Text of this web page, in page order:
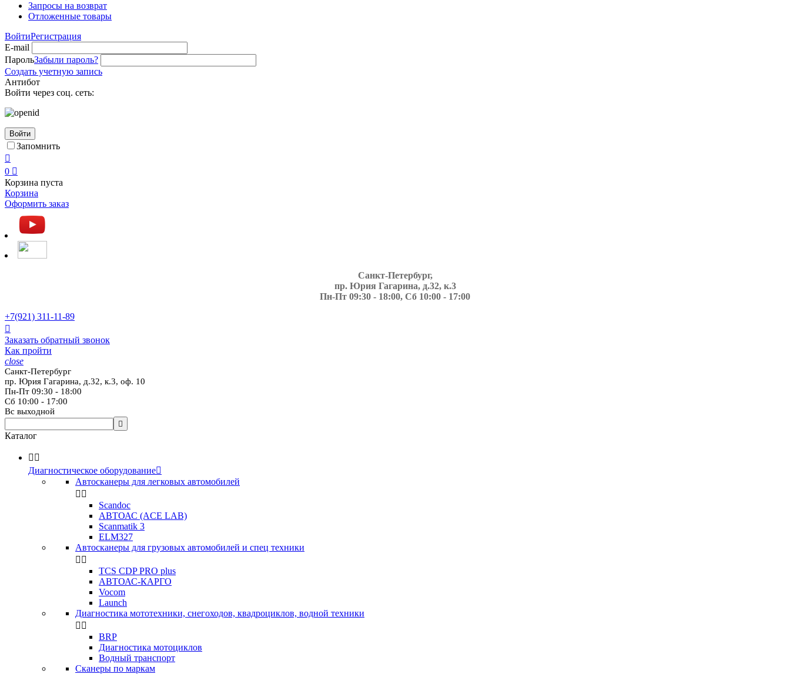
Запросы на возврат
Отложенные товары
ВойтиРегистрация
E-mail
ПарольЗабыли пароль?
Создать учетную запись
Антибот
Войти через соц. сеть:
Войти
Запомнить

0 
Корзина пуста
Корзина
Оформить заказ
Санкт-Петербург,
пр. Юрия Гагарина, д.32, к.3
Пн-Пт 09:30 - 18:00, Сб 10:00 - 17:00
+7(921) 311-11-89

Заказать обратный звонок
Как пройти
close
Санкт-Петербург
пр. Юрия Гагарина, д.32, к.3, оф. 10
Пн-Пт 09:30 - 18:00
Сб 10:00 - 17:00
Вс выходной

Каталог
 
Диагностическое оборудование
Автосканеры для легковых автомобилей
 
Scandoc
АВТОАС (ACE LAB)
Scanmatik 3
ELM327
Автосканеры для грузовых автомобилей и спец техники
 
TCS CDP PRO plus
АВТОАС-КАРГО
Vocom
Launch
Диагностика мототехники, снегоходов, квадроциклов, водной техники
 
BRP
Диагностика мотоциклов
Водный транспорт
Сканеры по маркам